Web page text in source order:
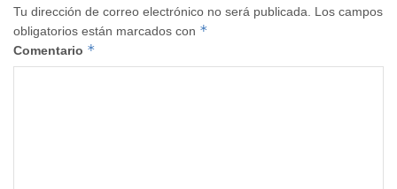
Tu dirección de correo electrónico no será publicada.
Los campos
obligatorios están marcados con *
Comentario *